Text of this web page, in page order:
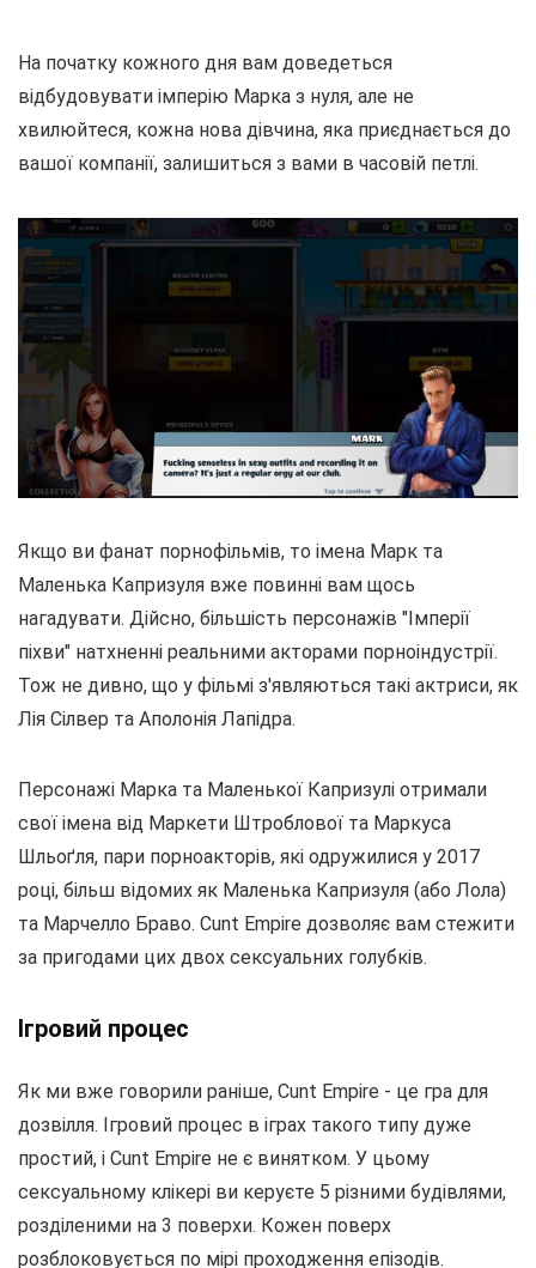
На початку кожного дня вам доведеться
відбудовувати імперію Марка з нуля, але не
хвилюйтеся, кожна нова дівчина, яка приєднається до
вашої компанії, залишиться з вами в часовій петлі.
Якщо ви фанат порнофільмів, то імена Марк та
Маленька Капризуля вже повинні вам щось
нагадувати. Дійсно, більшість персонажів "Імперії
піхви" натхненні реальними акторами порноіндустрії.
Тож не дивно, що у фільмі з'являються такі актриси, як
Лія Сілвер та Аполонія Лапідра.
Персонажі Марка та Маленької Капризулі отримали
свої імена від Маркети Штроблової та Маркуса
Шльоґля, пари порноакторів, які одружилися у 2017
році, більш відомих як Маленька Капризуля (або Лола)
та Марчелло Браво. Cunt Empire дозволяє вам стежити
за пригодами цих двох сексуальних голубків.
Ігровий процес
Як ми вже говорили раніше, Cunt Empire - це гра для
дозвілля. Ігровий процес в іграх такого типу дуже
простий, і Cunt Empire не є винятком. У цьому
сексуальному клікері ви керуєте 5 різними будівлями,
розділеними на 3 поверхи. Кожен поверх
розблоковується по мірі проходження епізодів.